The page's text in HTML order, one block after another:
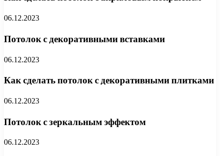
06.12.2023
Потолок с декоративными вставками
06.12.2023
Как сделать потолок с декоративными плитками
06.12.2023
Потолок с зеркальным эффектом
06.12.2023